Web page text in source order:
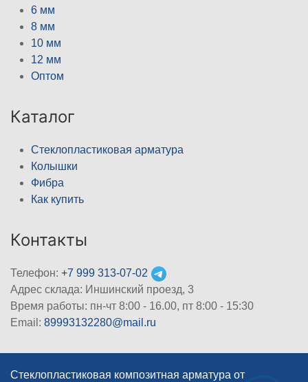
6 мм
8 мм
10 мм
12 мм
Оптом
Каталог
Стеклопластиковая арматура
Колышки
Фибра
Как купить
Контакты
Телефон: +7 999 313-07-02
Адрес склада: Иншинский проезд, 3
Время работы: пн-чт 8:00 - 16.00, пт 8:00 - 15:30
Email: 89993132280@mail.ru
Стеклопластиковая композитная арматура от